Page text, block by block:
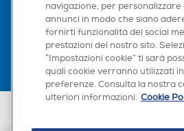
Scarica la nostra app
navigazione, per
annunci in modo che siano
fornirti funzionalità dei social
prestazioni del nostro sito.
“Impostazioni cookie” ti sarà
quali cookie verranno utilizzati
preferenze. Consulta la nostra
ulteriori informazioni. Cookie